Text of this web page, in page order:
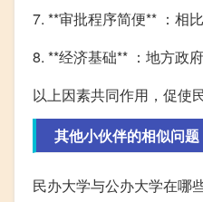
7. **审批程序简便** ：相
8. **经济基础** ：地方政
以上因素共同作用，促使
其他小伙伴的相似问题
民办大学与公办大学在哪